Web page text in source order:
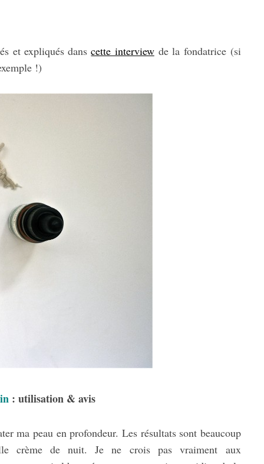
et expliqués danscette interviewde la fondatrice (si
!)
: utilisation & avis
ma peau en profondeur. Les résultats sont beaucoup
crème de nuit. Je ne crois pas vraiment aux